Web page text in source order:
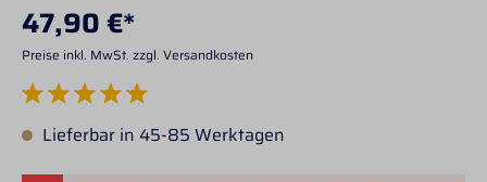
47,90 €*
Preise inkl. MwSt. zzgl. Versandkosten
Durchschnittliche Bewertung von 5 von 5 Sternen
Lieferbar in 45-85 Werktagen